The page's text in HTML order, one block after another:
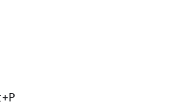
+P